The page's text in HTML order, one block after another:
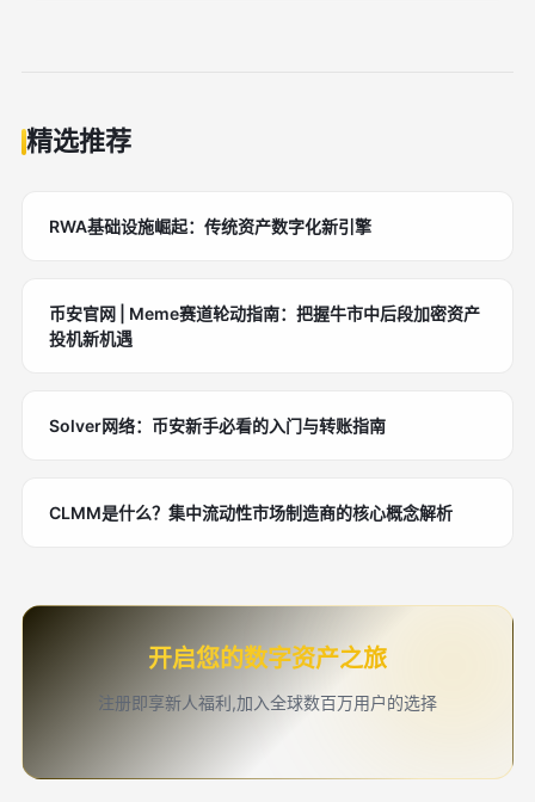
精选推荐
RWA基础设施崛起：传统资产数字化新引擎
币安官网 | Meme赛道轮动指南：把握牛市中后段加密资产
投机新机遇
Solver网络：币安新手必看的入门与转账指南
CLMM是什么？集中流动性市场制造商的核心概念解析
开启您的数字资产之旅
注册即享新人福利,加入全球数百万用户的选择